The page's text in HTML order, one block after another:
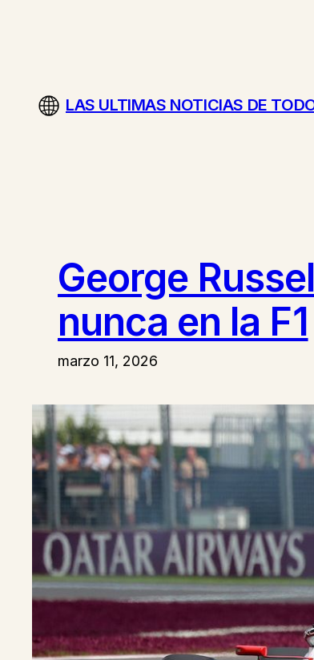
LAS ULTIMAS NOTICIAS DE
George
nunca en la F1
marzo 11, 2026